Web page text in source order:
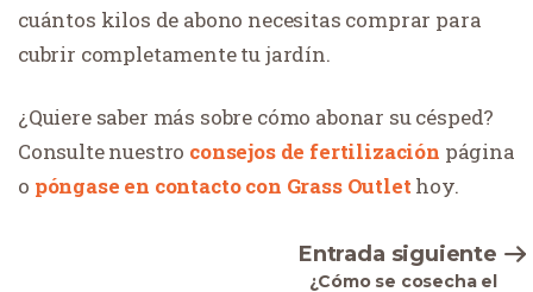
cuántos kilos de abono necesitas comprar para
cubrir completamente tu jardín.
¿Quiere saber más sobre cómo abonar su césped?
Consulte nuestro consejos de fertilización página
o póngase en contacto con Grass Outlethoy.
Entrada siguiente
¿Cómo se cosecha el